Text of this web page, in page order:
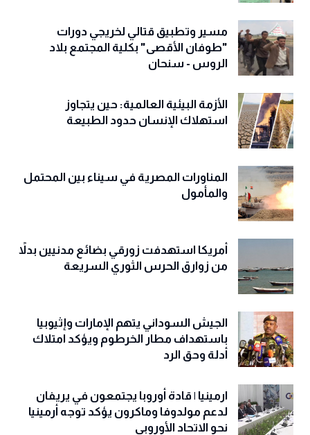
مسير وتطبيق قتالي لخريجي دورات
"طوفان الأقصى" بكلية المجتمع بلاد
الروس - سنحان
الأزمة البيئية العالمية: حين يتجاوز
استهلاك الإنسان حدود الطبيعة
المناورات المصرية في سيناء بين المحتمل
والمأمول
أمريكا استهدفت زورقي بضائع مدنيين بدلاً
من زوارق الحرس الثوري السريعة
الجيش السوداني يتهم الإمارات وإثيوبيا
باستهداف مطار الخرطوم ويؤكد امتلاك
أدلة وحق الرد
ارمينيا | قادة أوروبا يجتمعون في يريفان
لدعم مولدوفا وماكرون يؤكد توجه أرمينيا
نحو الاتحاد الأوروبي